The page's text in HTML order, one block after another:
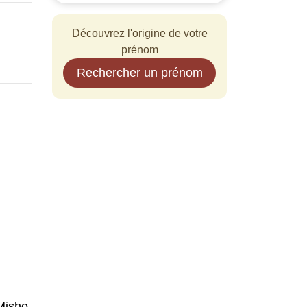
Découvrez l'origine de votre
prénom
Rechercher un prénom